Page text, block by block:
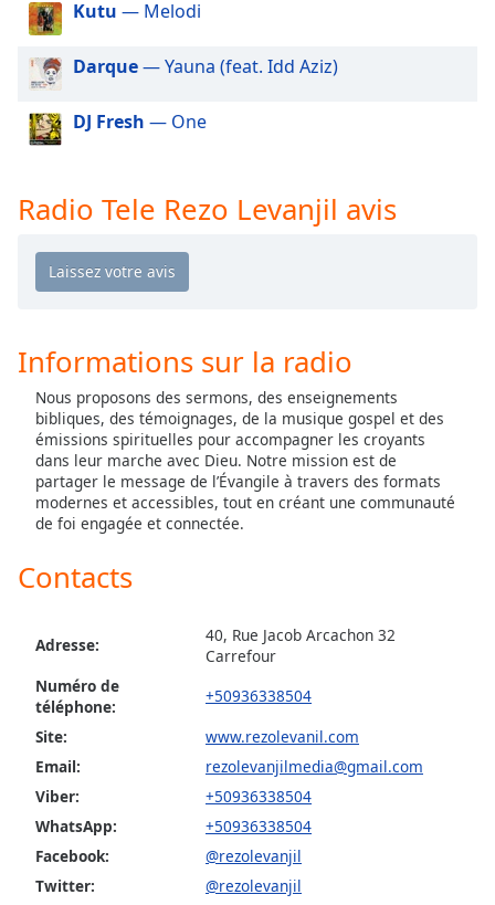
cancel
close
window.
Color
Opacity
Background
Color
Opacity
Caption
Area
Color
Opacity
Font
Edge
Style
Kutu — Melodi
Darque— Yauna (feat. Idd Aziz)
DJ Fresh — One
Radio Tele Rezo Levanjil avis
Informations sur la radio
Nous proposons des sermons, des enseignements
bibliques, des témoignages, de la musique gospel et des
émissions spirituelles pour accompagner les croyants
dans leur marche avec Dieu. Notre mission est de
partager le message de l’Évangile à travers des formats
modernes et accessibles, tout en créant une communauté
de foi engagée et connectée.
Contacts
Adresse:
40, Rue Jacob Arcachon 32
Carrefour
Numéro de
téléphone:
+50936338504
Site:
www.rezolevanil.com
Email:
rezolevanjilmedia@gmail.com
Viber:
+50936338504
WhatsApp:
+50936338504
Facebook:
@rezolevanjil
Twitter:
@rezolevanjil